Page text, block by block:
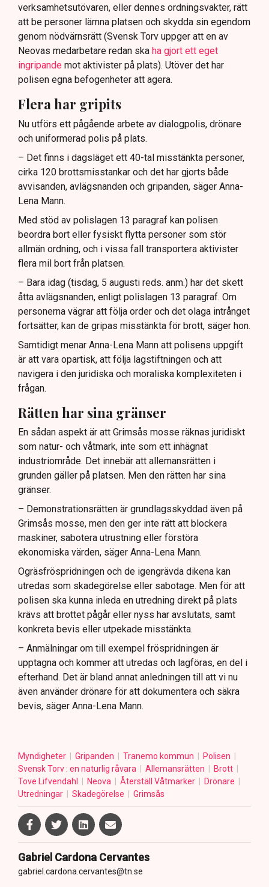
verksamhetsutövaren, eller dennes ordningsvakter, rätt
att be personer lämna platsen och skydda sin egendom
genom nödvärnsrätt (Svensk Torv uppger att en av
Neovas medarbetare redan ska ha gjort ett eget
ingripande mot aktivister på plats). Utöver det har
polisen egna befogenheter att agera.
Flera har gripits
Nu utförs ett pågående arbete av dialogpolis, drönare
och uniformerad polis på plats.
– Det finns i dagsläget ett 40-tal misstänkta personer,
cirka 120 brottsmisstankar och det har gjorts både
avvisanden, avlägsnanden och gripanden, säger Anna-
Lena Mann.
Med stöd av polislagen 13 paragraf kan polisen
beordra bort eller fysiskt flytta personer som stör
allmän ordning, och i vissa fall transportera aktivister
flera mil bort från platsen.
– Bara idag (tisdag, 5 augusti reds. anm.) har det skett
åtta avlägsnanden, enligt polislagen 13 paragraf. Om
personerna vägrar att följa order och det olaga intrånget
fortsätter, kan de gripas misstänkta för brott, säger hon.
Samtidigt menar Anna-Lena Mann att polisens uppgift
är att vara opartisk, att följa lagstiftningen och att
navigera i den juridiska och moraliska komplexiteten i
frågan.
Rätten har sina gränser
En sådan aspekt är att Grimsås mosse räknas juridiskt
som natur- och våtmark, inte som ett inhägnat
industriområde. Det innebär att allemansrätten i
grunden gäller på platsen. Men den rätten har sina
gränser.
– Demonstrationsrätten är grundlagsskyddad även på
Grimsås mosse, men den ger inte rätt att blockera
maskiner, sabotera utrustning eller förstöra
ekonomiska värden, säger Anna-Lena Mann.
Ogräsfröspridningen och de igengrävda dikena kan
utredas som skadegörelse eller sabotage. Men för att
polisen ska kunna inleda en utredning direkt på plats
krävs att brottet pågår eller nyss har avslutats, samt
konkreta bevis eller utpekade misstänkta.
– Anmälningar om till exempel fröspridningen är
upptagna och kommer att utredas och lagföras, en del i
efterhand. Det är bland annat anledningen till att vi nu
även använder drönare för att dokumentera och säkra
bevis, säger Anna-Lena Mann.
Myndigheter Gripanden Tranemo kommun
Polisen
Svensk Torv : en naturlig råvara
Allemansrätten
Brott
Tove Lifvendahl
Neova Återställ Våtmarker
Drönare
Utredningar
Skadegörelse Grimsås
Gabriel Cardona Cervantes
gabriel.cardona.cervantes@tn.se